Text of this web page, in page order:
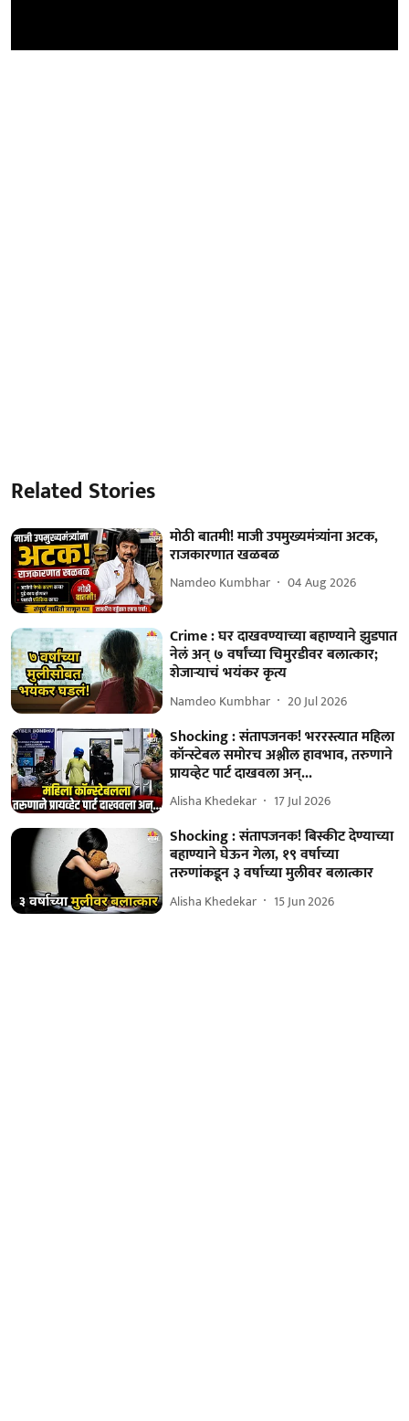
Related Stories
मोठी बातमी! माजी उपमुख्यमंत्र्यांना अटक,
राजकारणात खळबळ
Namdeo Kumbhar 04 Aug 2026
Crime : घर दाखवण्याच्या बहाण्याने झुडपात
नेलं अन् ७ वर्षांच्या चिमुरडीवर बलात्कार;
शेजाऱ्याचं भयंकर कृत्य
Namdeo Kumbhar 20 Jul 2026
Shocking : संतापजनक! भररस्त्यात महिला
कॉन्स्टेबल समोरच अश्लील हावभाव, तरुणाने
प्रायव्हेट पार्ट दाखवला अन्...
Alisha Khedekar 17 Jul 2026
Shocking : संतापजनक! बिस्कीट देण्याच्या
बहाण्याने घेऊन गेला, १९ वर्षाच्या
तरुणांकडून ३ वर्षाच्या मुलीवर बलात्कार
Alisha Khedekar 15 Jun 2026